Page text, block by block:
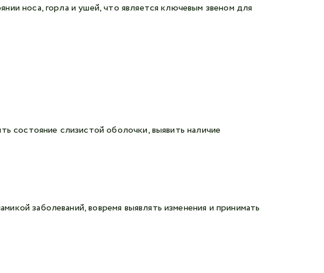
носа, горла и ушей, что является ключевым звеном для
состояние слизистой оболочки, выявить наличие
заболеваний, вовремя выявлять изменения и принимать